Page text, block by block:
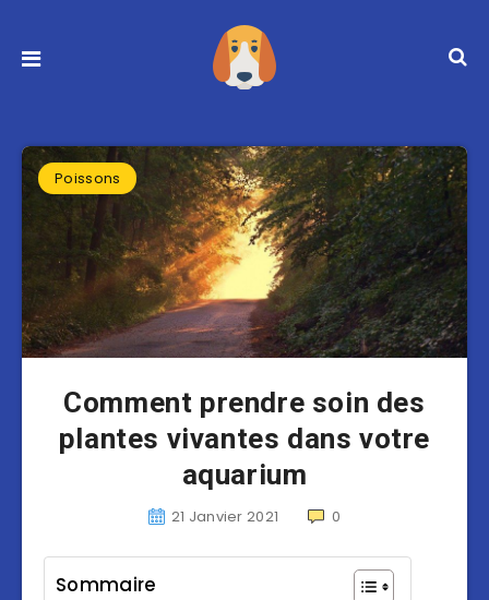
Poissons
Comment prendre soin des
plantes vivantes dans votre
aquarium
21 Janvier 2021 0
Sommaire